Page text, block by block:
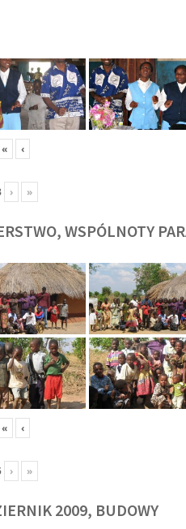
« ‹
› »
WSPÓLNOTY
« ‹
› »
2009, BUDOWY
O. ARTUR WARDĘGA
SJ